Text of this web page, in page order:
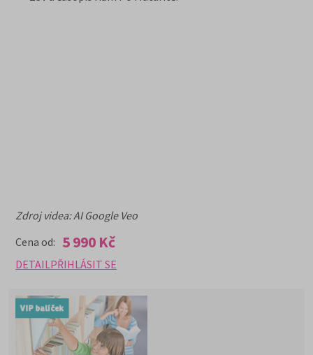
Zdroj videa: AI Google Veo
Cena od: 5 990 Kč
DETAILPŘIHLÁSIT SE